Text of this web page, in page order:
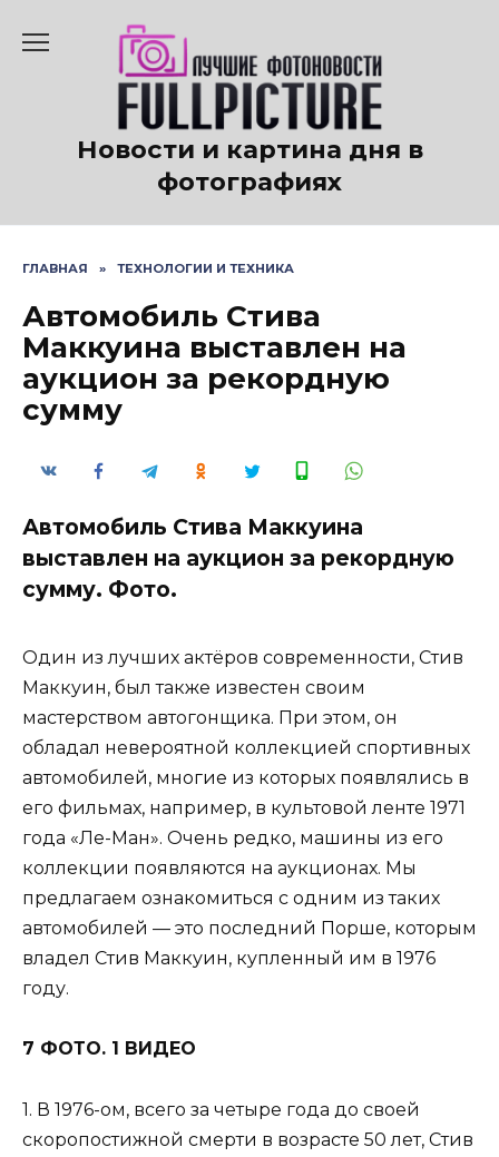
содержанию
Новости и картина дня в
фотографиях
ГЛАВНАЯ » ТЕХНОЛОГИИ И ТЕХНИКА
Автомобиль Стива
Маккуина выставлен на
аукцион за рекордную
сумму
Автомобиль Стива Маккуина
выставлен на аукцион за рекордную
сумму. Фото.
Один из лучших актёров современности, Стив
Маккуин, был также известен своим
мастерством автогонщика. При этом, он
обладал невероятной коллекцией спортивных
автомобилей, многие из которых появлялись в
его фильмах, например, в культовой ленте 1971
года «Ле-Ман». Очень редко, машины из его
коллекции появляются на аукционах. Мы
предлагаем ознакомиться с одним из таких
автомобилей — это последний Порше, которым
владел Стив Маккуин, купленный им в 1976
году.
7 ФОТО. 1 ВИДЕО
1. В 1976-ом, всего за четыре года до своей
скоропостижной смерти в возрасте 50 лет, Стив